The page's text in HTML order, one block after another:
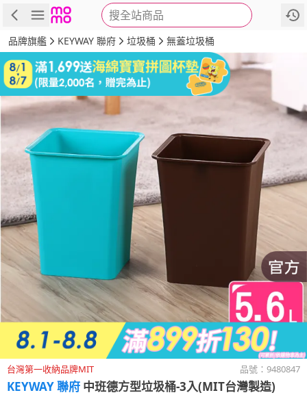
搜全站商品
商品 評價 詳情
品牌旗艦 KEYWAY 聯府 垃圾桶 無蓋垃圾桶
台灣第一收納品牌MIT 品號： 9480847
KEYWAY 聯府 中班德方型垃圾桶-3入(MIT台灣製造)